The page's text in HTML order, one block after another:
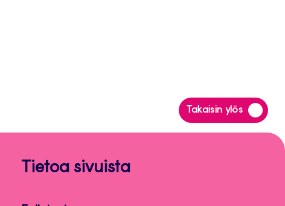
Takaisin ylös
Siirry
takaisin
Tietoa sivuista